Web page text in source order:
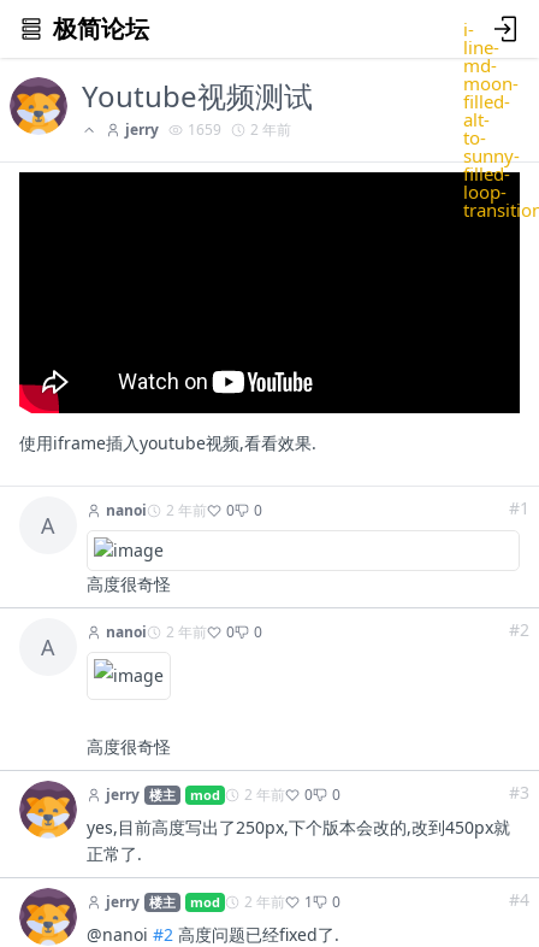
极简论坛 i-
line-
md-
moon-
filled-
alt-
to-
sunny-
filled-
loop-
Youtube视频测试
jerry 1659 2 年前
使用iframe插入youtube视频,看看效果.
A
nanoi 2 年前 0 0
高度很奇怪
#1
A
nanoi 2 年前 0 0
高度很奇怪
#2
jerry 楼主 mod 2 年前 0 0
yes,目前高度写出了250px,下个版本会改的,改到450px就
正常了.
#3
jerry 楼主 mod 2 年前 1 0
@nanoi #2 高度问题已经fixed了.
#4